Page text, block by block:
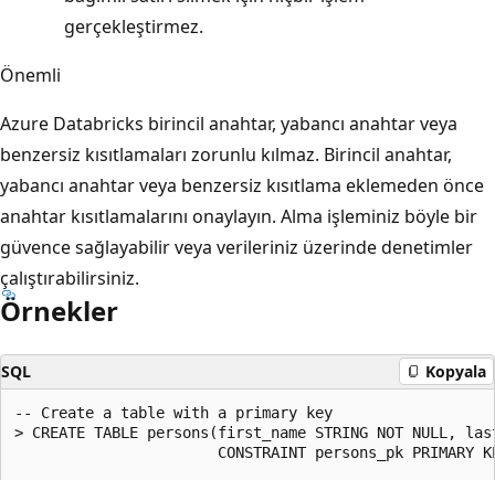
gerçekleştirmez.
Önemli
Azure Databricks birincil anahtar, yabancı anahtar veya
benzersiz kısıtlamaları zorunlu kılmaz. Birincil anahtar,
yabancı anahtar veya benzersiz kısıtlama eklemeden önce
anahtar kısıtlamalarını onaylayın. Alma işleminiz böyle bir
güvence sağlayabilir veya verileriniz üzerinde denetimler
çalıştırabilirsiniz.
Örnekler
SQL Kopyala
-- Create a table with a primary key
> CREATE TABLE persons(first_name STRING NOT NULL,
CONSTRAINT persons_pk PRIMARY